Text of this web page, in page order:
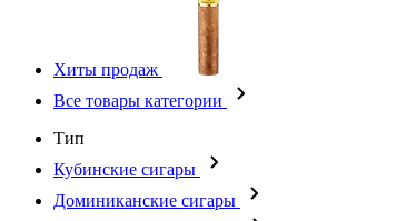
Хиты продаж
Все товары категории
Тип
Кубинские сигары
Доминиканские сигары